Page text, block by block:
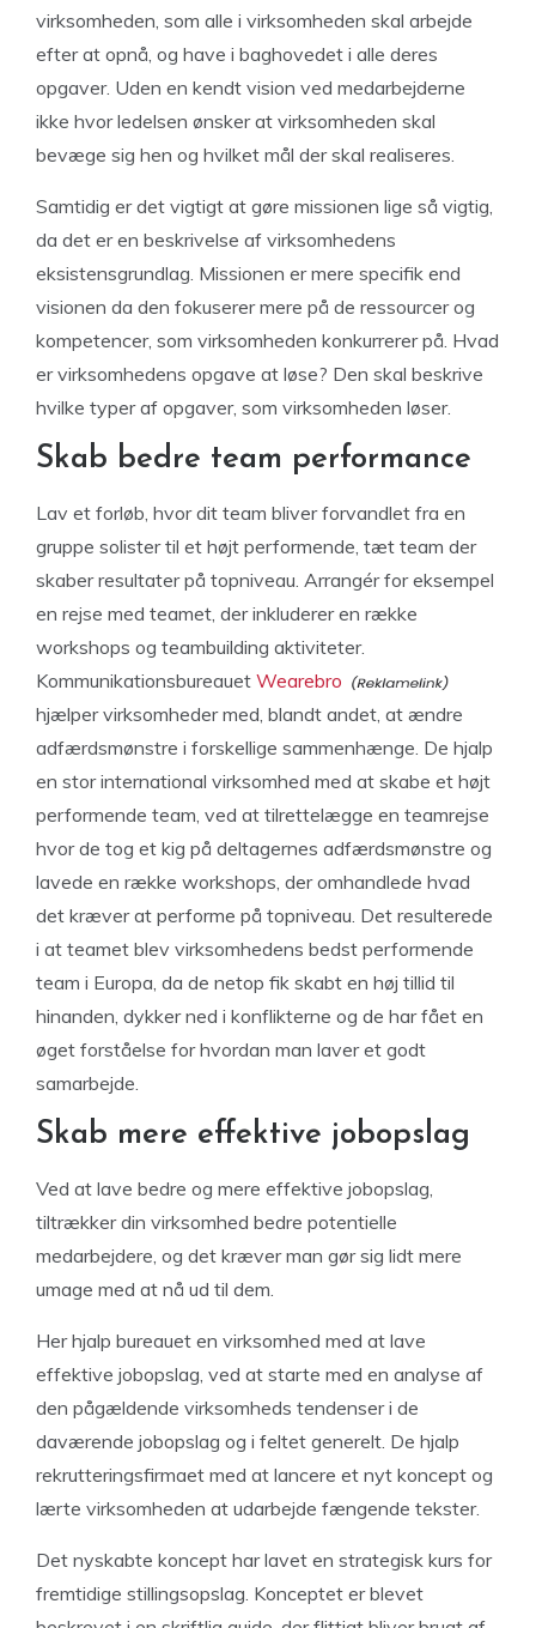
virksomheden, som alle i virksomheden skal arbejde
efter at opnå, og have i baghovedet i alle deres
opgaver. Uden en kendt vision ved medarbejderne
ikke hvor ledelsen ønsker at virksomheden skal
bevæge sig hen og hvilket mål der skal realiseres.
Samtidig er det vigtigt at gøre missionen lige så vigtig,
da det er en beskrivelse af virksomhedens
eksistensgrundlag. Missionen er mere specifik end
visionen da den fokuserer mere på de ressourcer og
kompetencer, som virksomheden konkurrerer på. Hvad
er virksomhedens opgave at løse? Den skal beskrive
hvilke typer af opgaver, som virksomheden løser.
Skab bedre team performance
Lav et forløb, hvor dit team bliver forvandlet fra en
gruppe solister til et højt performende, tæt team der
skaber resultater på topniveau. Arrangér for eksempel
en rejse med teamet, der inkluderer en række
workshops og teambuilding aktiviteter.
Kommunikationsbureauet Wearebro
hjælper virksomheder med, blandt andet, at ændre
adfærdsmønstre i forskellige sammenhænge. De hjalp
en stor international virksomhed med at skabe et højt
performende team, ved at tilrettelægge en teamrejse
hvor de tog et kig på deltagernes adfærdsmønstre og
lavede en række workshops, der omhandlede hvad
det kræver at performe på topniveau. Det resulterede
i at teamet blev virksomhedens bedst performende
team i Europa, da de netop fik skabt en høj tillid til
hinanden, dykker ned i konflikterne og de har fået en
øget forståelse for hvordan man laver et godt
samarbejde.
Skab mere effektive jobopslag
Ved at lave bedre og mere effektive jobopslag,
tiltrækker din virksomhed bedre potentielle
medarbejdere, og det kræver man gør sig lidt mere
umage med at nå ud til dem.
Her hjalp bureauet en virksomhed med at lave
effektive jobopslag, ved at starte med en analyse af
den pågældende virksomheds tendenser i de
daværende jobopslag og i feltet generelt. De hjalp
rekrutteringsfirmaet med at lancere et nyt koncept og
lærte virksomheden at udarbejde fængende tekster.
Det nyskabte koncept har lavet en strategisk kurs for
fremtidige stillingsopslag. Konceptet er blevet